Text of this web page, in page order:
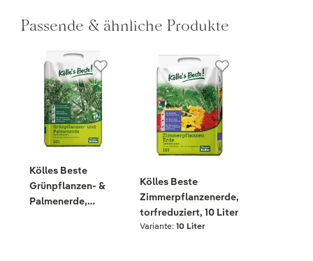
Passende & ähnliche Produkte
Kölles Beste
Grünpflanzen- &
Palmenerde,
Kölles Beste
Zimmerpflanzenerde,
torfreduziert, 10 Liter
Variante:10 Liter